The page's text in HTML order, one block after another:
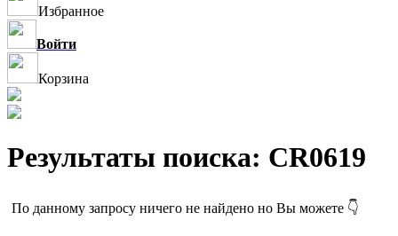
Избранное
Войти
Корзина
Результаты поиска: CR0619
По данному запросу ничего не найдено но Вы можете 👇